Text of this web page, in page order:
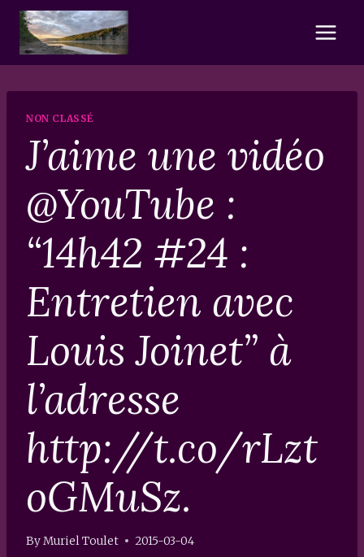
Skip
content
NON CLASSÉ
J’aime une vidéo
@YouTube :
“14h42 #24 :
Entretien avec
Louis Joinet” à
l’adresse
http://t.co/rLzt
oGMuSz.
ByMuriel Toulet 2015-03-04